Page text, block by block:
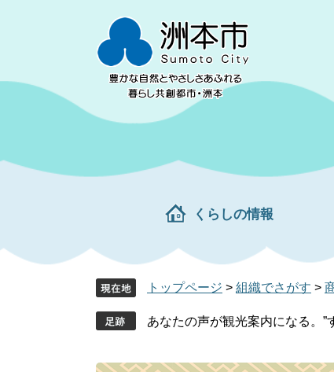
先
を
て
くらしの情報
トップページ > 組織でさがす >
あなたの声が観光案内になる。”